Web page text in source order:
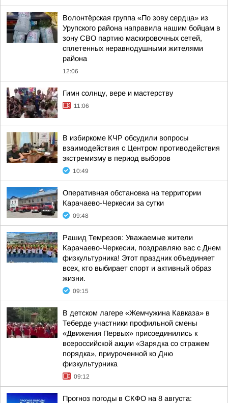
Волонтёрская группа «По зову сердца» из
Урупского района направила нашим бойцам в
зону СВО партию маскировочных сетей,
сплетенных неравнодушными жителями
района
12:06
Гимн солнцу, вере и мастерству
11:06
В избиркоме КЧР обсудили вопросы
взаимодействия с Центром противодействия
экстремизму в период выборов
10:49
Оперативная обстановка на территории
Карачаево-Черкесии за сутки
09:48
Рашид Темрезов: Уважаемые жители
Карачаево-Черкесии, поздравляю вас с Днем
физкультурника! Этот праздник объединяет
всех, кто выбирает спорт и активный образ
жизни.
09:15
В детском лагере «Жемчужина Кавказа» в
Теберде участники профильной смены
«Движения Первых» присоединились к
всероссийской акции «Зарядка со стражем
порядка», приуроченной ко Дню
физкультурника
09:12
Прогноз погоды в СКФО на 8 августа: